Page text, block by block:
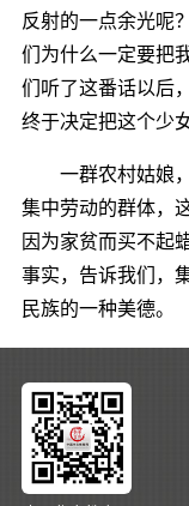
反射的一点余光呢
们为什么一定要把
们听了这番话以后
终于决定把这个少
一群农村姑娘，
集中劳动的群体，
因为家贫而买不起
事实，告诉我们，
民族的一种美德。